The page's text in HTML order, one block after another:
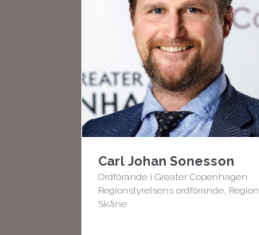
Carl Johan Sonesson
Ordförande i Greater Copenhagen
Regionstyrelsens ordförande, Region
Skåne